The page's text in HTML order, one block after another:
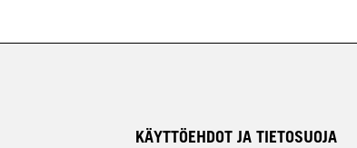
KÄYTTÖEHDOT JA TIETOSUOJA